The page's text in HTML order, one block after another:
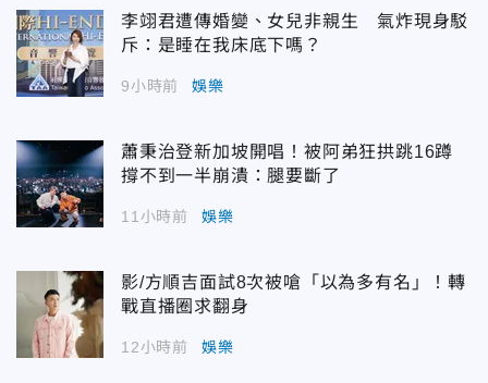
李翊君遭傳婚變、女兒非親生 氣炸現身駁
斥：是睡在我床底下嗎？
9小時前 娛樂
蕭秉治登新加坡開唱！被阿弟狂拱跳16蹲
撐不到一半崩潰：腿要斷了
11小時前 娛樂
影/方順吉面試8次被嗆「以為多有名」！轉
戰直播圈求翻身
12小時前 娛樂